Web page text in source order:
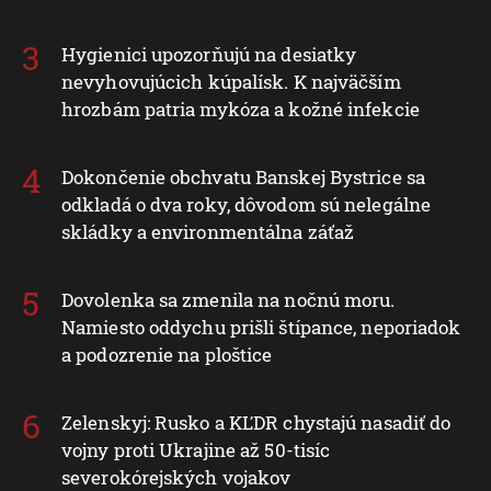
Hygienici upozorňujú na desiatky
nevyhovujúcich kúpalísk. K najväčším
hrozbám patria mykóza a kožné infekcie
Dokončenie obchvatu Banskej Bystrice sa
odkladá o dva roky, dôvodom sú nelegálne
skládky a environmentálna záťaž
Dovolenka sa zmenila na nočnú moru.
Namiesto oddychu prišli štípance, neporiadok
a podozrenie na ploštice
Zelenskyj: Rusko a KĽDR chystajú nasadiť do
vojny proti Ukrajine až 50-tisíc
severokórejských vojakov